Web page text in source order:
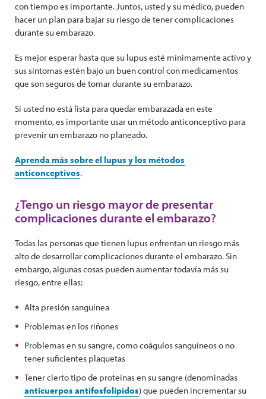
con tiempo es importante. Juntos, usted y su médico, pueden
hacer un plan para bajar su riesgo de tener complicaciones
durante su embarazo.
Es mejor esperar hasta que su lupus esté mínimamente activo y
sus síntomas estén bajo un buen control con medicamentos
que son seguros de tomar durante su embarazo.
Si usted no está lista para quedar embarazada en este
momento, es importante usar un método anticonceptivo para
prevenir un embarazo no planeado.
Aprenda más sobre el lupus y los métodos
anticonceptivos.
¿Tengo un riesgo mayor de presentar
complicaciones durante el embarazo?
Todas las personas que tienen lupus enfrentan un riesgo más
alto de desarrollar complicaciones durante el embarazo. Sin
embargo, algunas cosas pueden aumentar todavía más su
riesgo, entre ellas:
Alta presión sanguínea
Problemas en los riñones
Problemas en su sangre, como coágulos sanguíneos o no
tener suficientes plaquetas
Tener cierto tipo de proteínas en su sangre (denominadas
anticuerpos antifosfolípidos) que pueden incrementar su